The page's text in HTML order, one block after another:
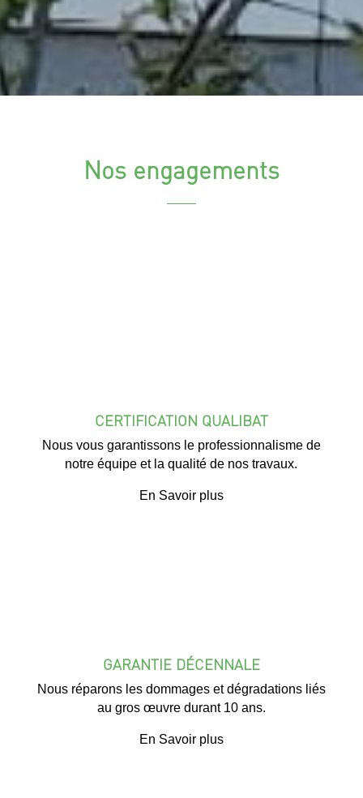
Nos engagements
CERTIFICATION QUALIBAT
Nous vous garantissons le professionnalisme de
notre équipe et la qualité de nos travaux.
En Savoir plus
GARANTIE DÉCENNALE
Nous réparons les dommages et dégradations liés
au gros œuvre durant 10 ans.
En Savoir plus